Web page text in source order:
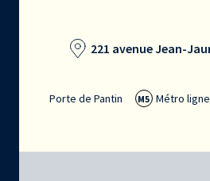
221 avenue Jean-
Porte de Pantin M5 Métro